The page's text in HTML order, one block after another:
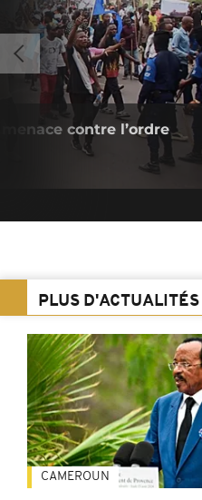
contre l’ordre
PLUS D'ACTUALITÉS
CAMEROUN